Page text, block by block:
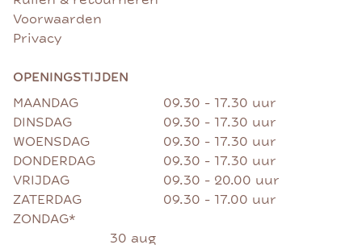
Voorwaarden
Privacy
OPENINGSTIJDEN
MAANDAG
09.30 - 17.30 uur
DINSDAG
09.30 - 17.30 uur
WOENSDAG
09.30 - 17.30 uur
DONDERDAG
09.30 - 17.30 uur
VRIJDAG
09.30 - 20.00 uur
ZATERDAG
09.30 - 17.00 uur
ZONDAG*
30 aug